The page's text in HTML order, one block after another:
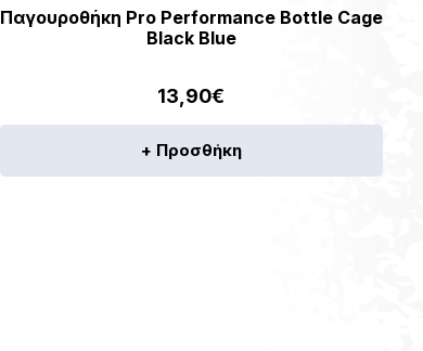
Παγουροθήκη Pro Performance Bottle Cage
Black Blue
13,90€
+ Προσθήκη